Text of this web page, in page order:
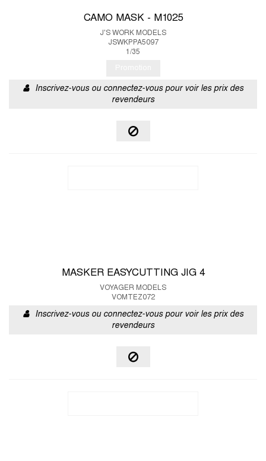
CAMO MASK - M1025
J'S WORK MODELS
JSWKPPA5097
1/35
Inscrivez-vous ou connectez-vous pour voir les prix des
revendeurs
MASKER EASYCUTTING JIG 4
VOYAGER MODELS
VOMTEZ072
Inscrivez-vous ou connectez-vous pour voir les prix des
revendeurs